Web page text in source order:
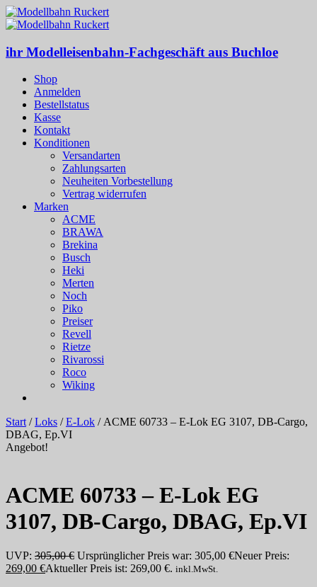
ihr Modelleisenbahn-Fachgeschäft aus Buchloe
Shop
Anmelden
Bestellstatus
Kasse
Kontakt
Konditionen
Versandarten
Zahlungsarten
Neuheiten Vorbestellung
Vertrag widerrufen
Marken
ACME
BRAWA
Brekina
Busch
Heki
Merten
Noch
Piko
Preiser
Revell
Rietze
Rivarossi
Roco
Wiking
Start/Loks /E-Lok / ACME 60733 – E-Lok EG 3107, DB-Cargo,
DBAG, Ep.VI
Angebot!
ACME 60733 – E-Lok EG
3107, DB-Cargo, DBAG, Ep.VI
UVP: 305,00€ Ursprünglicher Preis war: 305,00 €Neuer Preis:
269,00 €Aktueller Preis ist: 269,00 €. inkl.MwSt.